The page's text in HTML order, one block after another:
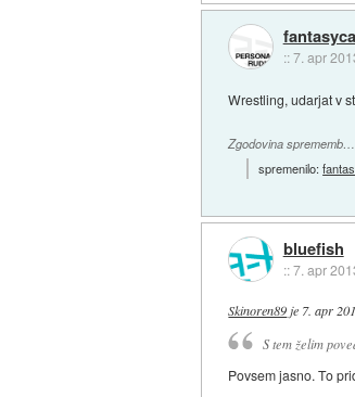
::7. apr
Wrestling, udarjat v
Zgodovina sprememb…
spremenilo:
bluefish
::7. apr
Skinoren89je 7. apr
S tem želim
Povsem jasno. To